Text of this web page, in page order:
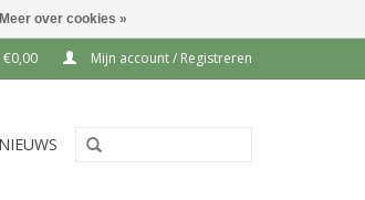
Mijn account / Registreren
NIEUWS
Meer over cookies »